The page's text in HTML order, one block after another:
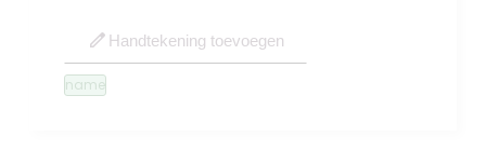
edit Handtekening toevoegen
name